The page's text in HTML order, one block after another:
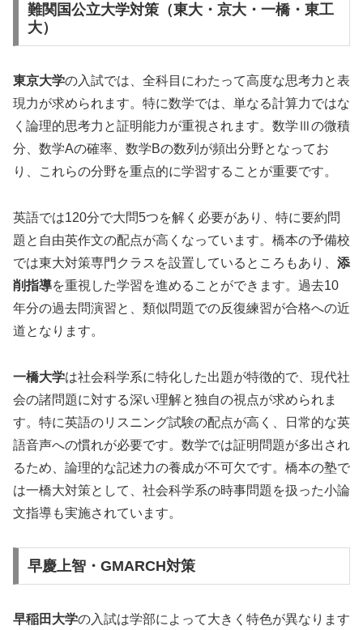
難関国公立大学対策（東大・京大・一橋・東工
大）
東京大学の入試では、全科目にわたって高度な思考力と表
現力が求められます。特に数学では、単なる計算力ではな
く論理的思考力と証明能力が重視されます。数学Ⅲの微積
分、数学Aの確率、数学Bの数列が頻出分野となってお
り、これらの分野を重点的に学習することが重要です。
英語では120分で大問5つを解く必要があり、特に要約問
題と自由英作文の配点が高くなっています。橋本の予備校
では東大対策専門クラスを設置しているところもあり、 添
削指導を重視した学習を進めることができます。過去10
年分の過去問演習と、類似問題での反復練習が合格への近
道となります。
一橋大学は社会科学系に特化した出題が特徴的で、現代社
会の諸問題に対する深い理解と独自の視点が求められま
す。特に英語のリスニング試験の配点が高く、日常的な英
語音声への慣れが必要です。数学では証明問題が多出され
るため、論理的な記述力の養成が不可欠です。橋本の塾で
は一橋大対策として、社会科学系の時事問題を扱った小論
文指導も実施されています。
早慶上智・GMARCH対策
早稲田大学の入試は学部によって大きく特色が異なります